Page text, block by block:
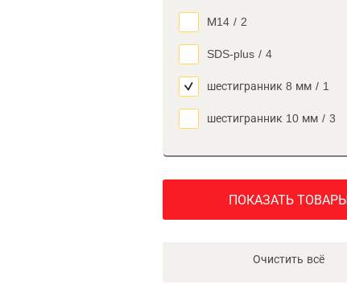
М14 / 2
SDS-plus / 4
шестигранник 8 мм / 1
шестигранник 10 мм / 3
ПОКАЗАТЬ ТОВАРЫ
Очистить всё